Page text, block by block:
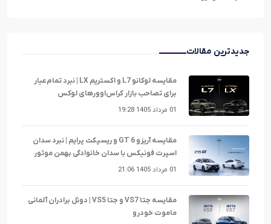
جدیدترین مقالات
مقایسه لوکانو L7 و اکستریم LX | نبرد تمام‌عیار
برای تصاحب بازار کراس‌اوورهای لوکس
01 مرداد 1405 19:28
مقایسه آریزو 6 GT و ریسپکت پرایم | نبرد سدان
اسپرت فونیکس با سدان خانوادگی بهمن موتور
01 مرداد 1405 21:06
مقایسه جتا VS7 و جتا VS5 | دوئل برادران آلمانی
ماموت خودرو